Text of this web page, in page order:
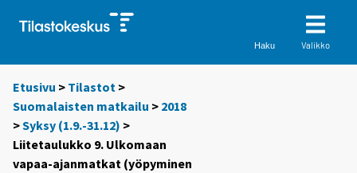
Haku Valikko
Etusivu > Tilastot >
Suomalaisten matkailu > 2018
>Syksy (1.9.-31.12) >
Liitetaulukko 9. Ulkomaan
vapaa-ajanmatkat (yöpyminen